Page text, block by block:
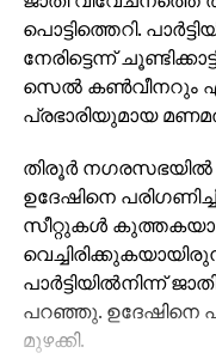
നേരിട്ടെന്ന്
സെല്‍ കണ്‍വീനറും
പ്രഭാരിയുമായ
ഉദേഷിനെ
സീറ്റുകള്‍
പാര്‍ട്ടിയില്‍നിന്ന്
പറഞ്ഞു. ഉദേഷിനെ
മുഴക്കി.